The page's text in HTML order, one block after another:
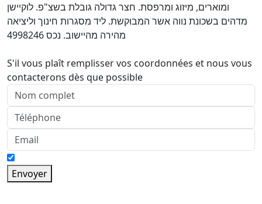
ומוארים, מיזוג ומרפסת. חצר גדולה גובלת בשצ"פ. לוקיישן
מדהים בשכונת נווה אשר המבוקשת. ליד מסגרות חינוך וליציאה
מהירה מהיישוב. נכס 4998246
S'il vous plaît remplisser vos coordonnées et nous vous
contacterons dès que possible
Envoyer